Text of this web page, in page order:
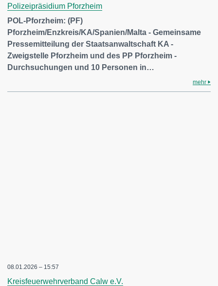
Polizeipräsidium Pforzheim
POL-Pforzheim: (PF)
Pforzheim/Enzkreis/KA/Spanien/Malta - Gemeinsame
Pressemitteilung der Staatsanwaltschaft KA -
Zweigstelle Pforzheim und des PP Pforzheim -
Durchsuchungen und 10 Personen in…
mehr
08.01.2026 – 15:57
Kreisfeuerwehrverband Calw e.V.